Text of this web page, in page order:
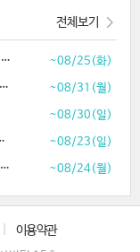
~08/25(화)
~08/31(월)
~08/30(일)
~08/23(일)
~08/24(월)
전체보기
이용약관